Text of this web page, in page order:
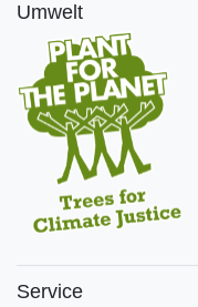
Umwelt
Service